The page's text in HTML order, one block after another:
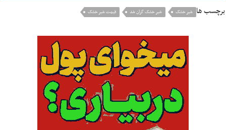
برچسب ها شیر خشک شیر خشک گران شد قیمت شیر خشک